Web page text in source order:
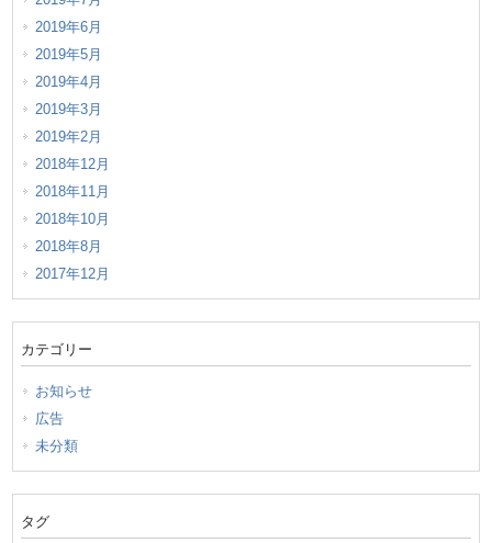
2019年6月
2019年5月
2019年4月
2019年3月
2019年2月
2018年12月
2018年11月
2018年10月
2018年8月
2017年12月
カテゴリー
お知らせ
広告
未分類
タグ